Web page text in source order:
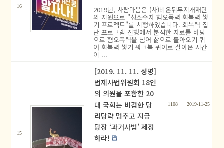
16 2019년, 사람마음은 (사)비온뒤무지개재단
의 지원으로 "성소수자 혐오폭력 회복력 쌓
기 프로젝트"를 시행하였습니다. 회복력 집
단 프로그램 진행에서 분석한 자료를 바탕
으로 혐오폭력을 넘어 삶으로 돌아오기 퀴
어 회복력 쌓기 워크북 퀴어로 살아온 시간
이 ...
15
[2019. 11. 11. 성명]
법제사법위원회 18인
의 의원을 포함한 20
대 국회는 비겁한 당
리당략 멈추고 지금
당장 ‘과거사법’ 제정
하라!
1108 2019-11-25